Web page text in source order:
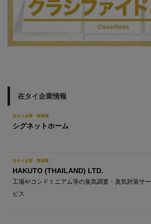
在タイ企業情報
在タイ企業・製造業
シグネットホーム
在タイ企業・製造業
HAKUTO (THAILAND) LTD.
工場やコンドミニアム等の臭気調査・臭気対策サー
ビス